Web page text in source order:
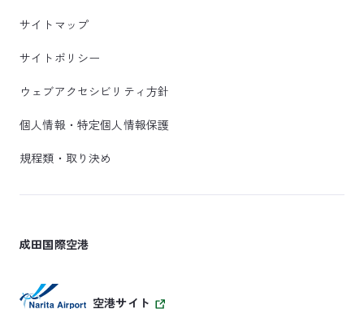
サイトマップ
サイトポリシー
ウェブアクセシビリティ方針
個人情報・特定個人情報保護
規程類・取り決め
成田国際空港
空港サイト